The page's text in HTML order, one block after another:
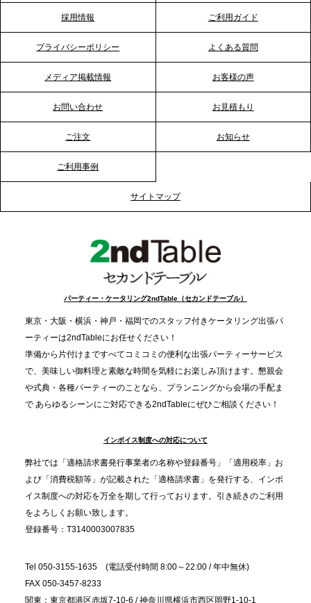
2026.1.23
RKB毎日放送「RKB NEWS」で、2ndTable「恵方
巻きケータリング」が紹介されました
2026.1.20
る？「恵方巻きケータリング」で、社内コミュニケ
ーションを活性化
2025.12.12
事提供を実施へ
TBS「Nスタ」で、2ndTable「1DISH」が紹介され
ました
2025.11.21
プレスリリースのご案内｜忘年会は“移動時間ゼロ
分”の時代へ。法人注文が前年比5倍に伸びた「宅配
オードブル」が提案する、新しい乾杯文化
プレスリリースのご案内｜職場で完結する“忘年会・
納会ケータリング”が人気。幹事負担を軽減し、社内
コミュニケーションを促進
採用情報 ご利用ガイド
プライバシーポリシー よくある質問
メディア掲載情報 お客様の声
お問い合わせ お見積もり
ご注文 お知らせ
ご利用事例
サイトマップ
パーティー・ケータリング2ndTable（セカンドテーブル）
東京・大阪・横浜・神戸・福岡でのスタッフ付きケータリング出張パ
ーティーは2ndTableにお任せください！
準備から片付けまですべてコミコミの便利な出張パーティーサービス
で、美味しい御料理と素敵な時間を気軽にお楽しみ頂けます。懇親会
や式典・各種パーティーのことなら、プランニングから会場の手配ま
で あらゆるシーンにご対応できる2ndTableにぜひご相談ください！
インボイス制度への対応について
弊社では「適格請求書発行事業者の名称や登録番号」「適用税率」お
よび「消費税額等」が記載された「適格請求書」を発行する、インボ
イス制度への対応を万全を期して行っております。引き続きのご利用
をよろしくお願い致します。
登録番号：T3140003007835
Tel 050-3155-1635 (電話受付時間 8:00～22:00 / 年中無休)
FAX 050-3457-8233
関東：東京都港区赤坂7-10-6 / 神奈川県横浜市西区岡野1-10-1